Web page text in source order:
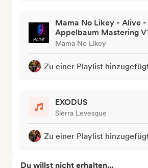
Mama No Likey - Alive
Appelbaum Mastering
Mama No Likey
Zu einer Playlist
EXODUS
Sierra Levesque
Zu einer Playlist
Du willst nicht erhalten...